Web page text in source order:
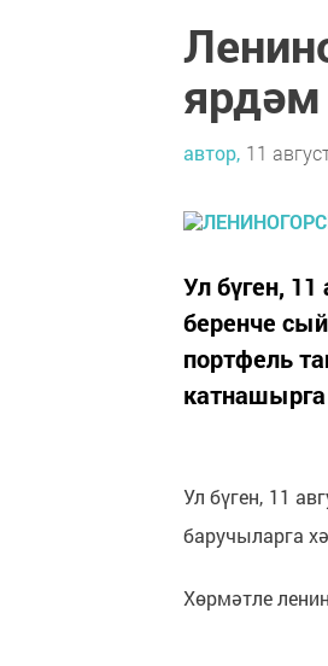
ярдәм
автор, 11
Ул бүген,
беренче
портфель
Ул бүген, 11
баручыларга
Хөрмәтле